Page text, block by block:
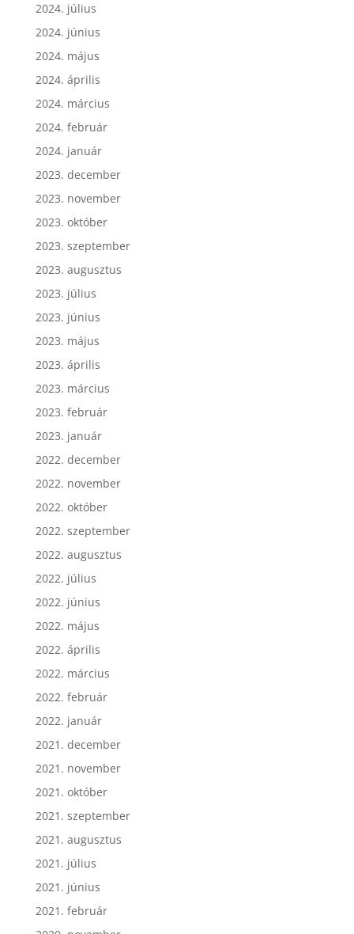
2024. július
2024. június
2024. május
2024. április
2024. március
2024. február
2024. január
2023. december
2023. november
2023. október
2023. szeptember
2023. augusztus
2023. július
2023. június
2023. május
2023. április
2023. március
2023. február
2023. január
2022. december
2022. november
2022. október
2022. szeptember
2022. augusztus
2022. július
2022. június
2022. május
2022. április
2022. március
2022. február
2022. január
2021. december
2021. november
2021. október
2021. szeptember
2021. augusztus
2021. július
2021. június
2021. február